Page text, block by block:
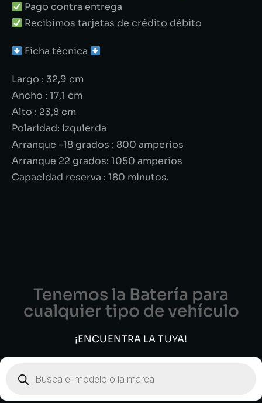
Pago contra entrega
Recibimos tarjetas de crédito débito
Ficha técnica
Largo : 32,9 cm
Ancho : 17,1 cm
Alto : 23,8 cm
Polaridad: izquierda
Arranque -18 grados : 800 amperios
Arranque 22 grados: 1050 amperios
Capacidad reserva : 180 minutos.
Tenemos la Batería para
cualquier tipo de vehículo
¡ENCUENTRA LA TUYA!